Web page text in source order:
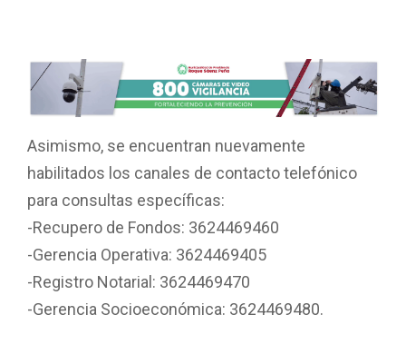
Asimismo, se encuentran nuevamente
habilitados los canales de contacto telefónico
para consultas específicas:
-Recupero de Fondos: 3624469460
-Gerencia Operativa: 3624469405
-Registro Notarial: 3624469470
-Gerencia Socioeconómica: 3624469480.